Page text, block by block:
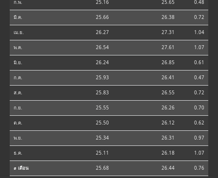
ก.พ. 25.16 25.65 0.48
มี.ค. 25.66 26.38 0.72
เม.ย. 26.27 27.31 1.04
พ.ค. 26.54 27.61 1.07
มิ.ย. 26.24 26.85 0.61
ก.ค. 25.93 26.41 0.47
ส.ค. 25.83 26.55 0.72
ก.ย. 25.55 26.26 0.70
ต.ค. 25.50 26.12 0.62
พ.ย. 25.34 26.31 0.97
ธ.ค. 25.11 26.18 1.07
⌀ เดือน 25.68 26.44 0.76